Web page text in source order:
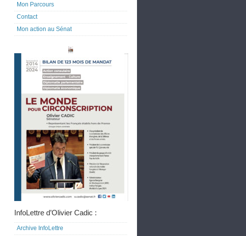
Mon Parcours
Contact
Mon action au Sénat
InfoLettre d’Olivier Cadic :
Archive InfoLettre